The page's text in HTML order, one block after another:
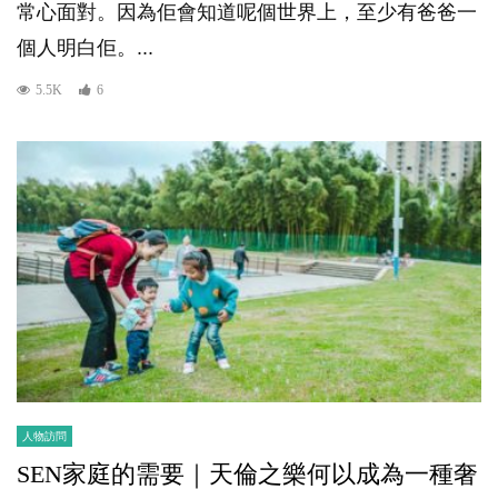
常心面對。因為佢會知道呢個世界上，至少有爸爸一
個人明白佢。...
5.5K 6
人物訪問
SEN家庭的需要｜天倫之樂何以成為一種奢